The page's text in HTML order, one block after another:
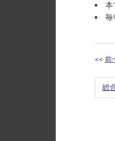
本
毎
<< 前
総